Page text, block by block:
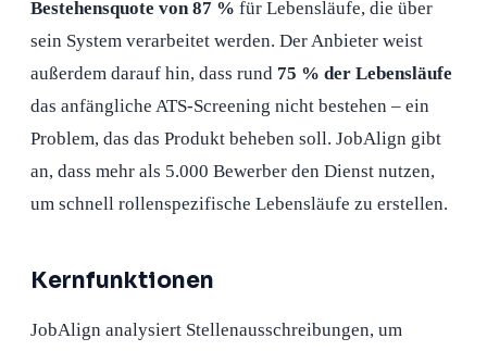
Bestehensquote von 87 % für Lebensläufe, die über
sein System verarbeitet werden. Der Anbieter weist
außerdem darauf hin, dass rund 75 % der Lebensläufe
das anfängliche ATS-Screening nicht bestehen – ein
Problem, das das Produkt beheben soll. JobAlign gibt
an, dass mehr als 5.000 Bewerber den Dienst nutzen,
um schnell rollenspezifische Lebensläufe zu erstellen.
Kernfunktionen
JobAlign analysiert Stellenausschreibungen, um